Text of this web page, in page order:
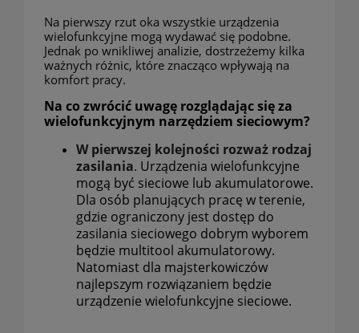
Na pierwszy rzut oka wszystkie urządzenia
wielofunkcyjne mogą wydawać się podobne.
Jednak po wnikliwej analizie, dostrzeżemy kilka
ważnych różnic, które znacząco wpływają na
komfort pracy.
Na co zwrócić uwagę rozglądając się za
wielofunkcyjnym narzędziem sieciowym?
W pierwszej kolejności rozważ rodzaj
zasilania. Urządzenia wielofunkcyjne
mogą być sieciowe lub akumulatorowe.
Dla osób planujących pracę w terenie,
gdzie ograniczony jest dostęp do
zasilania sieciowego dobrym wyborem
będzie multitool akumulatorowy.
Natomiast dla majsterkowiczów
najlepszym rozwiązaniem będzie
urządzenie wielofunkcyjne sieciowe.